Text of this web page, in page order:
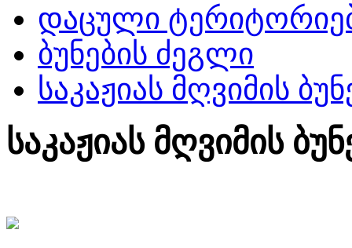
დაცული
ბუნების ძეგლი
საკაჟიას მღვიმის
საკაჟიას მღვიმის